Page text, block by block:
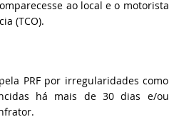
ao local e o motorista
(TCO).
PRF por irregularidades como
há mais de 30 dias e/ou